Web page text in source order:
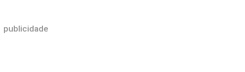
publicidade